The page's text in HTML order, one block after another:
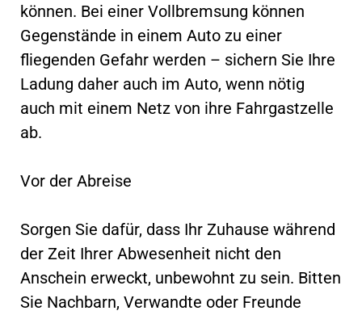
können. Bei einer Vollbremsung können
Gegenstände in einem Auto zu einer
fliegenden Gefahr werden – sichern Sie Ihre
Ladung daher auch im Auto, wenn nötig
auch mit einem Netz von ihre Fahrgastzelle
ab.
Vor der Abreise
Sorgen Sie dafür, dass Ihr Zuhause während
der Zeit Ihrer Abwesenheit nicht den
Anschein erweckt, unbewohnt zu sein. Bitten
Sie Nachbarn, Verwandte oder Freunde